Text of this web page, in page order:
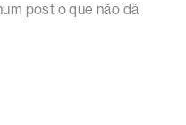
post o que não dá